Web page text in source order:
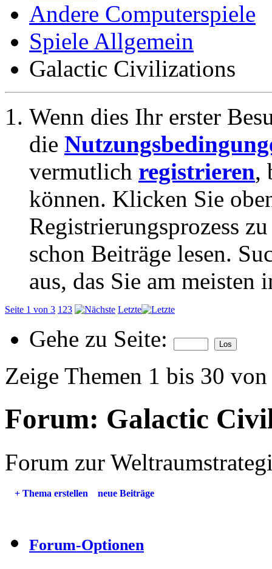
Andere Computerspiele
Spiele Allgemein
Galactic Civilizations
Wenn dies Ihr erster
die
vermutlich registrieren,
können. Klicken Sie
Registrierungsprozess
schon Beiträge lesen.
aus, das Sie am meisten
Seite 1 von 3 1 23 Letzte
Gehe zu Seite:
Zeige Themen 1 bis 30
Forum: Galactic
Forum zur
+ Thema erstellen neue Beiträge
Forum-Optionen